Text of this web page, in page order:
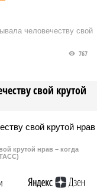
человечеству свой
свой крутой
767
крутой нрав – когда